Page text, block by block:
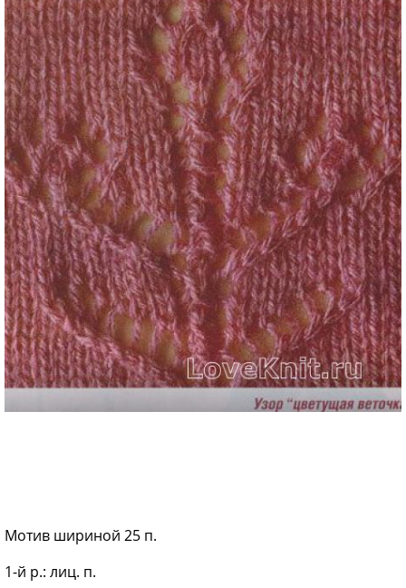
Мотив шириной 25 п.
1-й р.: лиц. п.